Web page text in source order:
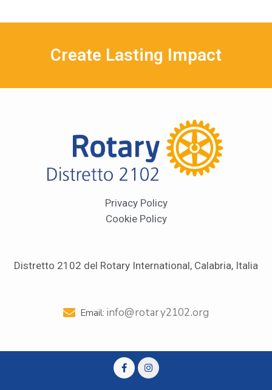
Create Lasting Impact
Privacy Policy
Cookie Policy
Distretto 2102 del Rotary International, Calabria, Italia
Email: info@rotary2102.org